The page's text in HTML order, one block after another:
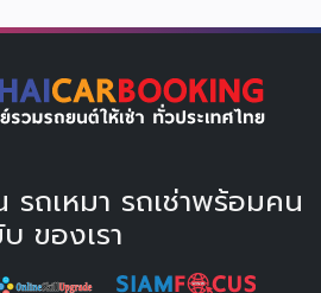
รถเหมา รถเช่าพร้อมคน
ของเรา